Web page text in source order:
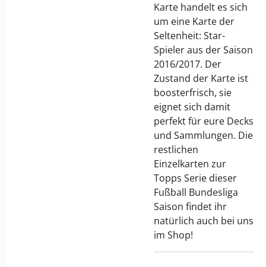
Karte handelt es sich
um eine Karte der
Seltenheit: Star-
Spieler aus der Saison
2016/2017. Der
Zustand der Karte ist
boosterfrisch, sie
eignet sich damit
perfekt für eure Decks
und Sammlungen. Die
restlichen
Einzelkarten zur
Topps Serie dieser
Fußball Bundesliga
Saison findet ihr
natürlich auch bei uns
im Shop!